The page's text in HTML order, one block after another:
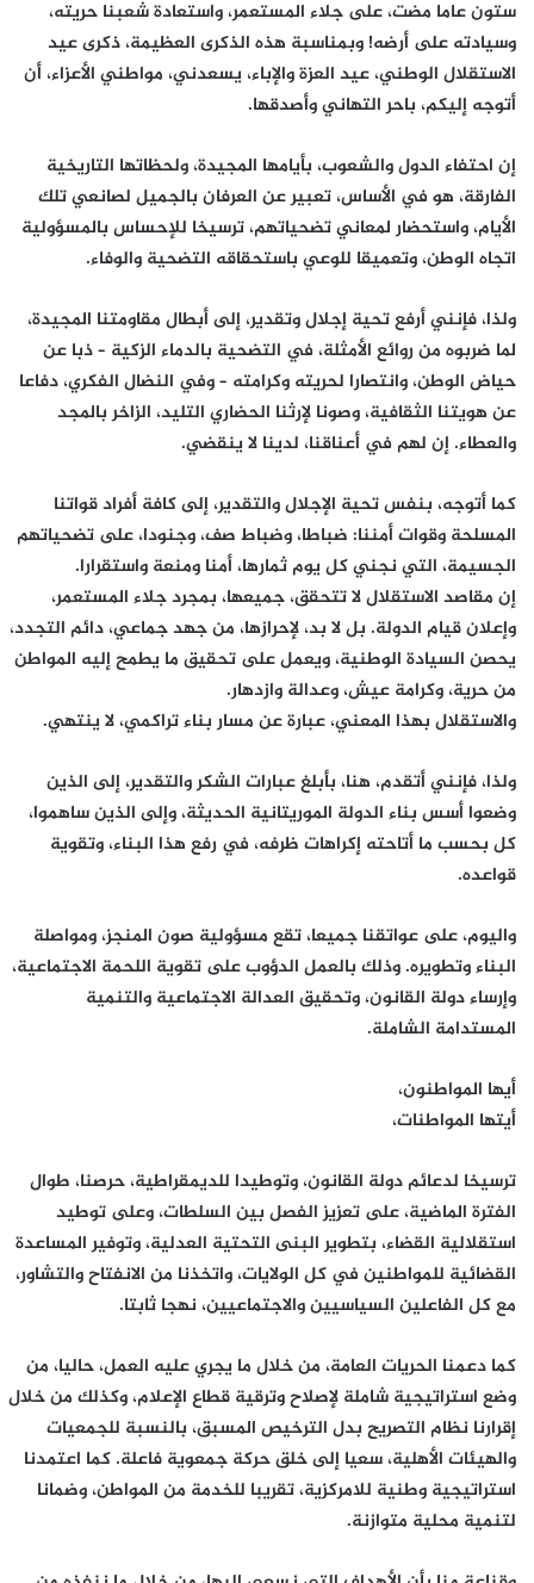
ستون عاما مضت، على جلاء المستعمر، واستعادة شعبنا حريته،
وسيادته على أرضه! وبمناسبة هذه الذكرى العظيمة، ذكرى عيد
الاستقلال الوطني، عيد العزة والإباء، يسعدني، مواطني الأعزاء، أن
أتوجه إليكم، باحر التهاني وأصدقها.
إن احتفاء الدول والشعوب، بأيامها المجيدة، ولحظاتها التاريخية
الفارقة، هو في الأساس، تعبير عن العرفان بالجميل لصانعي تلك
الأيام، واستحضار لمعاني تضحياتهم، ترسيخا للإحساس بالمسؤولية
اتجاه الوطن، وتعميقا للوعي باستحقاقه التضحية والوفاء.
ولذا، فإنني أرفع تحية إجلال وتقدير، إلى أبطال مقاومتنا المجيدة،
لما ضربوه من روائع الأمثلة، في التضحية بالدماء الزكية – ذبا عن
حياض الوطن، وانتصارا لحريته وكرامته – وفي النضال الفكري، دفاعا
عن هويتنا الثقافية، وصونا لإرثنا الحضاري التليد، الزاخر بالمجد
والعطاء. إن لهم في أعناقنا، لدينا لا ينقضي.
كما أتوجه، بنفس تحية الإجلال والتقدير، إلى كافة أفراد قواتنا
المسلحة وقوات أمننا: ضباطا، وضباط صف، وجنودا، على تضحياتهم
الجسيمة، التي نجني كل يوم ثمارها، أمنا ومنعة واستقرارا.
إن مقاصد الاستقلال لا تتحقق، جميعها، بمجرد جلاء المستعمر،
وإعلان قيام الدولة. بل لا بد، لإحرازها، من جهد جماعي، دائم التجدد،
يحصن السيادة الوطنية، ويعمل على تحقيق ما يطمح إليه المواطن
من حرية، وكرامة عيش، وعدالة وازدهار.
والاستقلال بهذا المعني، عبارة عن مسار بناء تراكمي، لا ينتهي.
ولذا، فإنني أتقدم، هنا، بأبلغ عبارات الشكر والتقدير، إلى الذين
وضعوا أسس بناء الدولة الموريتانية الحديثة، وإلى الذين ساهموا،
كل بحسب ما أتاحته إكراهات ظرفه، في رفع هذا البناء، وتقوية
قواعده.
واليوم، على عواتقنا جميعا، تقع مسؤولية صون المنجز، ومواصلة
البناء وتطويره. وذلك بالعمل الدؤوب على تقوية اللحمة الاجتماعية،
وإرساء دولة القانون، وتحقيق العدالة الاجتماعية والتنمية
المستدامة الشاملة.
أيها المواطنون،
أيتها المواطنات،
ترسيخا لدعائم دولة القانون، وتوطيدا للديمقراطية، حرصنا، طوال
الفترة الماضية، على تعزيز الفصل بين السلطات، وعلى توطيد
استقلالية القضاء، بتطوير البنى التحتية العدلية، وتوفير المساعدة
القضائية للمواطنين في كل الولايات، واتخذنا من الانفتاح والتشاور،
مع كل الفاعلين السياسيين والاجتماعيين، نهجا ثابتا.
كما دعمنا الحريات العامة، من خلال ما يجري عليه العمل، حاليا، من
وضع استراتيجية شاملة لإصلاح وترقية قطاع الإعلام، وكذلك من خلال
إقرارنا نظام التصريح بدل الترخيص المسبق، بالنسبة للجمعيات
والهيئات الأهلية، سعيا إلى خلق حركة جمعوية فاعلة. كما اعتمدنا
استراتيجية وطنية للامركزية، تقريبا للخدمة من المواطن، وضمانا
لتنمية محلية متوازنة.